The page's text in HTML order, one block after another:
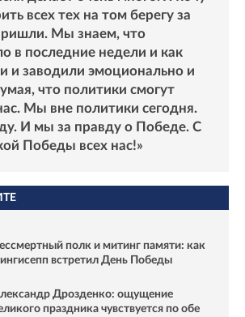
всех тех на том берегу за
Мы знаем, что
в последние недели и как
и заводили эмоционально и
что политики смогут
Мы вне политики сегодня.
И мы за правду о Победе. С
Победы всех нас!»
полк и митинг памяти: как
встретил День Победы
Дрозденко: ощущение
праздника чувствуется по обе